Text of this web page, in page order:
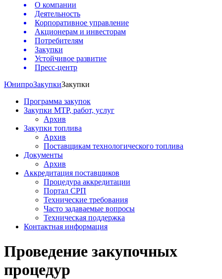
О компании
Деятельность
Корпоративное управление
Акционерам и инвесторам
Потребителям
Закупки
Устойчивое развитие
Пресс-центр
ЮнипроЗакупкиЗакупки
Программа закупок
Закупки МТР, работ, услуг
Архив
Закупки топлива
Архив
Поставщикам технологического топлива
Документы
Архив
Аккредитация поставщиков
Процедура аккредитации
Портал СРП
Технические требования
Часто задаваемые вопросы
Техническая поддержка
Контактная информация
Проведение закупочных
процедур